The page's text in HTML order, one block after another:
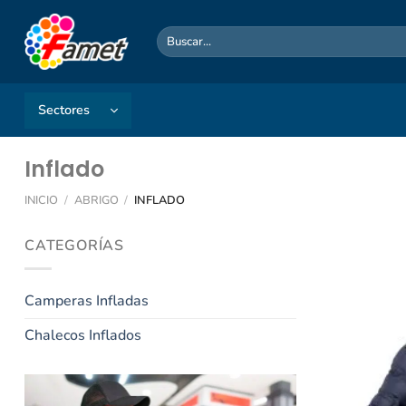
contenido
Buscar
por:
Sectores
Inflado
INICIO / ABRIGO / INFLADO
CATEGORÍAS
Camperas Infladas
Chalecos Inflados